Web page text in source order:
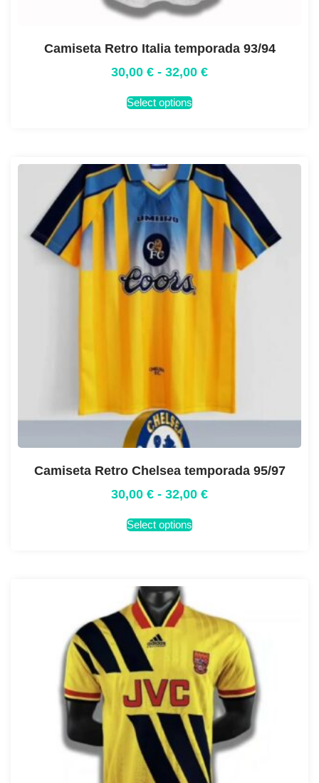
Camiseta Retro Italia temporada 93/94
30,00 € - 32,00 €
Select options
Camiseta Retro Chelsea temporada 95/97
30,00 € - 32,00 €
Select options